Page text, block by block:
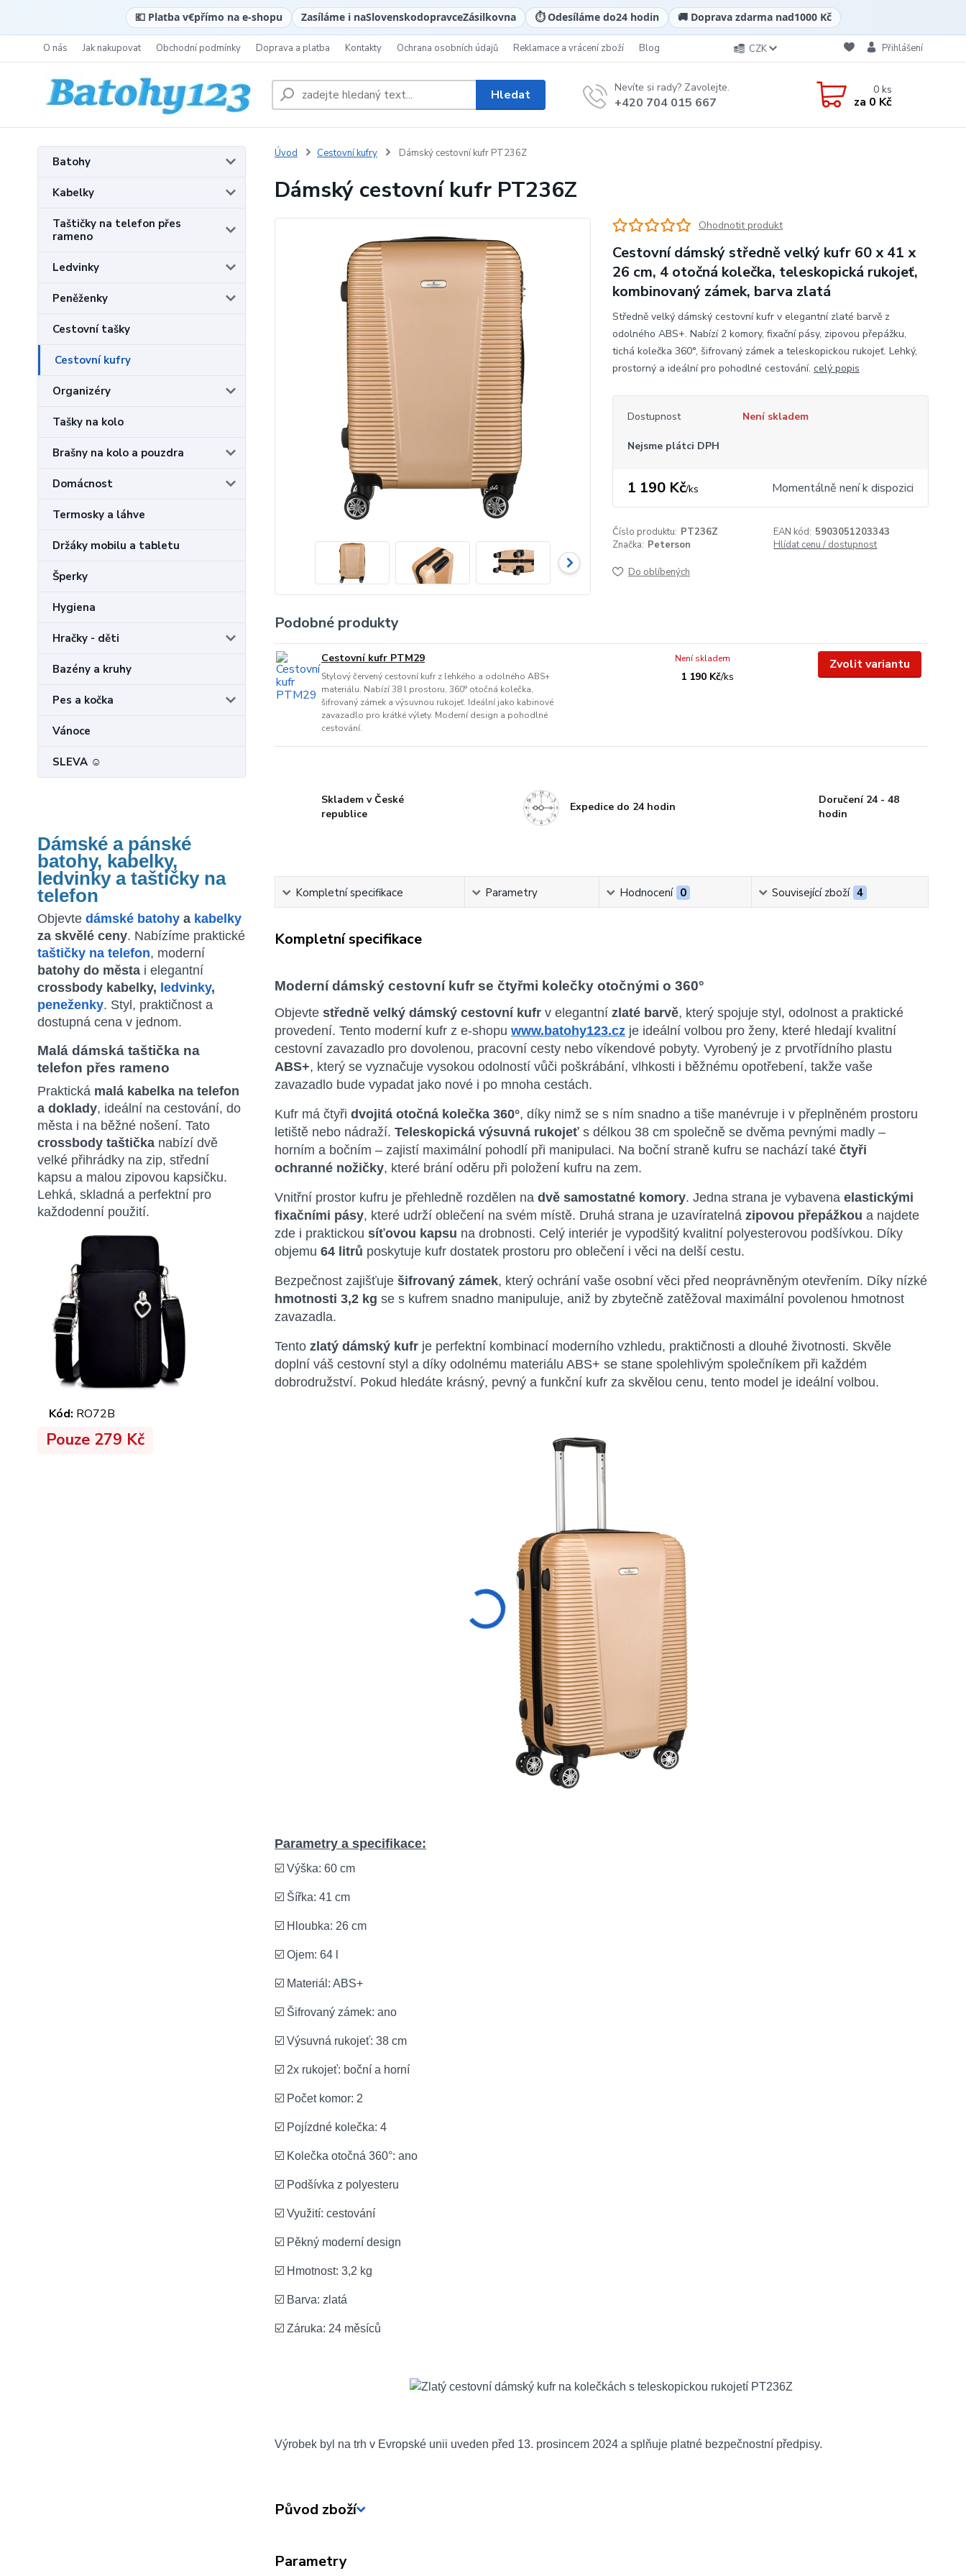
💶 Platba v€přímo na e-shopu Zasíláme i naSlovenskodopravceZásilkovna ⏱️ Odesíláme do24 hodin 🚚 Doprava zdarma nad1000 Kč
O nás Jak nakupovat Obchodní podmínky Doprava a platba Kontakty Ochrana osobních údajů Reklamace a vrácení zboží Blog CZK Přihlášení
Hledat Nevíte si rady? Zavolejte.
+420 704 015 667
0ks
za 0 Kč
Batohy
Kabelky
Taštičky na telefon přes
rameno
Ledvinky
Peněženky
Cestovní tašky
Cestovní kufry
Organizéry
Tašky na kolo
Brašny na kolo a pouzdra
Domácnost
Termosky a láhve
Držáky mobilu a tabletu
Šperky
Hygiena
Hračky - děti
Bazény a kruhy
Pes a kočka
Vánoce
SLEVA ☺
Dámské a pánské
batohy, kabelky,
ledvinky a taštičky na
telefon
Objevte dámské batohy a kabelky
za skvělé ceny. Nabízíme praktické
taštičky na telefon, moderní
batohy do města i elegantní
crossbody kabelky, ledvinky,
peneženky. Styl, praktičnost a
dostupná cena v jednom.
Malá dámská taštička na
telefon přes rameno
Praktická malá kabelka na telefon
a doklady, ideální na cestování, do
města i na běžné nošení. Tato
crossbody taštička nabízí dvě
velké přihrádky na zip, střední
kapsu a malou zipovou kapsičku.
Lehká, skladná a perfektní pro
každodenní použití.
Kód: RO72B
Pouze 279 Kč
Úvod Cestovní kufry Dámský cestovní kufr PT236Z
Dámský cestovní kufr PT236Z
Ohodnotit produkt
Cestovní dámský středně velký kufr 60 x 41 x
26 cm, 4 otočná kolečka, teleskopická rukojeť,
kombinovaný zámek, barva zlatá
Středně velký dámský cestovní kufr v elegantní zlaté barvě z
odolného ABS+. Nabízí 2 komory, fixační pásy, zipovou přepážku,
tichá kolečka 360°, šifrovaný zámek a teleskopickou rukojeť. Lehký,
prostorný a ideální pro pohodlné cestování. celý popis
Dostupnost Není skladem
Nejsme plátci DPH
1 190 Kč/ks Momentálně není k dispozici
Číslo produktu: PT236Z EAN kód: 5903051203343
Značka: Peterson Hlídat cenu / dostupnost
Do oblíbených
Podobné produkty
Cestovní kufr PTM29
Stylový červený cestovní kufr z lehkého a odolného ABS+
materiálu. Nabízí 38 l prostoru, 360° otočná kolečka,
šifrovaný zámek a výsuvnou rukojeť. Ideální jako kabinové
zavazadlo pro krátké výlety. Moderní design a pohodlné
cestování.
1 190 Kč/ks
Není skladem Zvolit variantu
Skladem v České
republice
Expedice do 24 hodin
Doručení 24 - 48
hodin
Kompletní specifikace Parametry Hodnocení 0 Související zboží 4
Kompletní specifikace
Moderní dámský cestovní kufr se čtyřmi kolečky otočnými o 360°
Objevte středně velký dámský cestovní kufrv elegantní zlaté barvě, který spojuje styl, odolnost a praktické
provedení. Tento moderní kufr z e-shopu www.batohy123.czje ideální volbou pro ženy, které hledají kvalitní
cestovní zavazadlo pro dovolenou, pracovní cesty nebo víkendové pobyty. Vyrobený je z prvotřídního plastu
ABS+, který se vyznačuje vysokou odolností vůči poškrábání, vlhkosti i běžnému opotřebení, takže vaše
zavazadlo bude vypadat jako nové i po mnoha cestách.
Kufr má čtyři dvojitá otočná kolečka 360°, díky nimž se s ním snadno a tiše manévruje i v přeplněném prostoru
letiště nebo nádraží. Teleskopická výsuvná rukojeťs délkou 38 cm společně se dvěma pevnými madly –
horním a bočním – zajistí maximální pohodlí při manipulaci. Na boční straně kufru se nachází také čtyři
ochranné nožičky, které brání oděru při položení kufru na zem.
Vnitřní prostor kufru je přehledně rozdělen na dvě samostatné komory. Jedna strana je vybavena elastickými
fixačními pásy, které udrží oblečení na svém místě. Druhá strana je uzavíratelná zipovou přepážkou a najdete
zde i praktickou síťovou kapsu na drobnosti. Celý interiér je vypodšitý kvalitní polyesterovou podšívkou. Díky
objemu 64 litrů poskytuje kufr dostatek prostoru pro oblečení i věci na delší cestu.
Bezpečnost zajišťuje šifrovaný zámek, který ochrání vaše osobní věci před neoprávněným otevřením. Díky nízké
hmotnosti 3,2 kg se s kufrem snadno manipuluje, aniž by zbytečně zatěžoval maximální povolenou hmotnost
zavazadla.
Tento zlatý dámský kufrje perfektní kombinací moderního vzhledu, praktičnosti a dlouhé životnosti. Skvěle
doplní váš cestovní styl a díky odolnému materiálu ABS+ se stane spolehlivým společníkem při každém
dobrodružství. Pokud hledáte krásný, pevný a funkční kufr za skvělou cenu, tento model je ideální volbou.
Parametry a specifikace:
☑️ Výška: 60 cm
☑️ Šířka: 41 cm
☑️ Hloubka: 26 cm
☑️ Ojem: 64 l
☑️ Materiál: ABS+
☑️ Šifrovaný zámek: ano
☑️ Výsuvná rukojeť: 38 cm
☑️ 2x rukojeť: boční a horní
☑️ Počet komor: 2
☑️ Pojízdné kolečka: 4
☑️ Kolečka otočná 360°: ano
☑️ Podšívka z polyesteru
☑️ Využití: cestování
☑️ Pěkný moderní design
☑️ Hmotnost: 3,2 kg
☑️ Barva: zlatá
☑️ Záruka: 24 měsíců
Výrobek byl na trh v Evropské unii uveden před 13. prosincem 2024 a splňuje platné bezpečnostní předpisy.
Původ zboží
Parametry